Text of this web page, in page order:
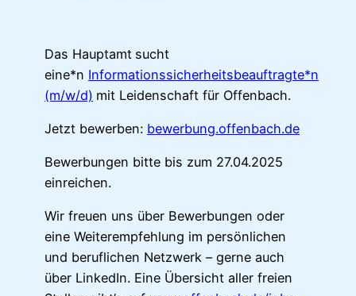
Das Hauptamt sucht
eine*n Informationssicherheitsbeauftragte*n
(m/w/d) mit Leidenschaft für Offenbach.
Jetzt bewerben: bewerbung.offenbach.de
Bewerbungen bitte bis zum 27.04.2025
einreichen.
Wir freuen uns über Bewerbungen oder
eine Weiterempfehlung im persönlichen
und beruflichen Netzwerk – gerne auch
über LinkedIn. Eine Übersicht aller freien